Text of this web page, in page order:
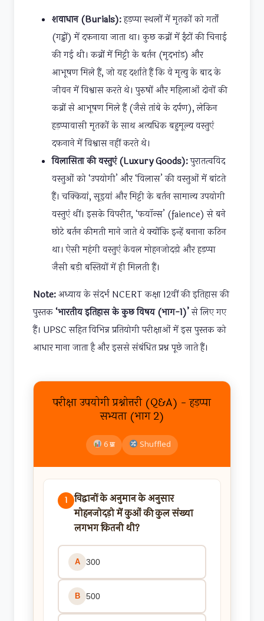
शवाधान (Burials):हड़प्पा स्थलों में मृतकों को गर्तों
(गड्ढों) में दफनाया जाता था। कुछ कब्रों में ईंटों की चिनाई
की गई थी। कब्रों में मिट्टी के बर्तन (मृदभांड) और
आभूषण मिले हैं, जो यह दर्शाते हैं कि वे मृत्यु के बाद के
जीवन में विश्वास करते थे। पुरुषों और महिलाओं दोनों की
कब्रों से आभूषण मिले हैं (जैसे तांबे के दर्पण), लेकिन
हड़प्पावासी मृतकों के साथ अत्यधिक बहुमूल्य वस्तुएं
दफनाने में विश्वास नहीं करते थे।
विलासिता की वस्तुएं (Luxury Goods):पुरातत्वविद
वस्तुओं को ‘उपयोगी’ और ‘विलास’ की वस्तुओं में बांटते
हैं। चक्कियां, सूइयां और मिट्टी के बर्तन सामान्य उपयोगी
वस्तुएं थीं। इसके विपरीत, ‘फयॉन्स’ (faience) से बने
छोटे बर्तन कीमती माने जाते थे क्योंकि इन्हें बनाना कठिन
था। ऐसी महंगी वस्तुएं केवल मोहनजोदड़ो और हड़प्पा
जैसी बड़ी बस्तियों में ही मिलती हैं।
Note:अध्याय के संदर्भ NCERT कक्षा 12वीं की इतिहास की
पुस्तक‘भारतीय इतिहास के कुछ विषय (भाग-1)’से लिए गए
हैं। UPSC सहित विभिन्न प्रतियोगी परीक्षाओं में इस पुस्तक को
आधार माना जाता है और इससे संबंधित प्रश्न पूछे जाते हैं।
परीक्षा उपयोगी प्रश्नोत्तरी (Q&A) - हड़प्पा
सभ्यता (भाग 2)
6 प्रश्न Shuffled
1 विद्वानों के अनुमान के अनुसार
मोहनजोदड़ो में कुओं की कुल संख्या
लगभग कितनी थी?
A 300
B 500